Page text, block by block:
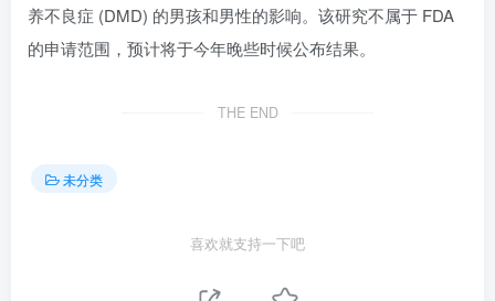
养不良症 (DMD) 的男孩和男性的影响。该研究不属于 FDA
的申请范围，预计将于今年晚些时候公布结果。
THE END
未分类
喜欢就支持一下吧